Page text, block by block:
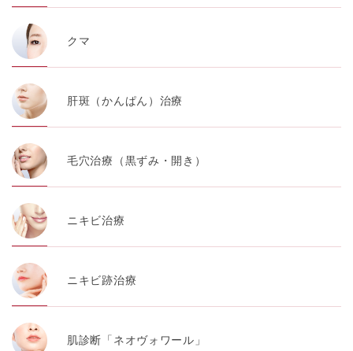
クマ
肝斑（かんぱん）治療
毛穴治療（黒ずみ・開き）
ニキビ治療
ニキビ跡治療
肌診断「ネオヴォワール」